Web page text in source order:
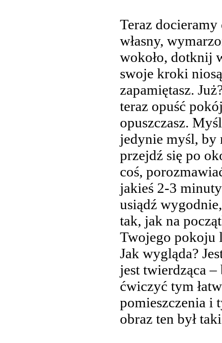
Teraz docieramy
własny,
wokoło, dotknij
swoje kroki
zapamiętasz.
teraz opuść
opuszczasz.
jedynie myśl, by
przejdź się po
coś,
jakieś 2-3
usiądź
tak, jak na
Twojego pokoju
Jak wygląda?
jest twierdząca –
ćwiczyć tym
pomieszczenia i
obraz ten był